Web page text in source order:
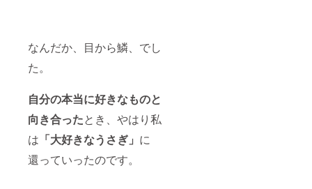
なんだか、目から鱗、でし
た。
自分の本当に好きなものと
向き合ったとき、やはり私
は 「大好きなうさぎ」 に
還っていったのです。